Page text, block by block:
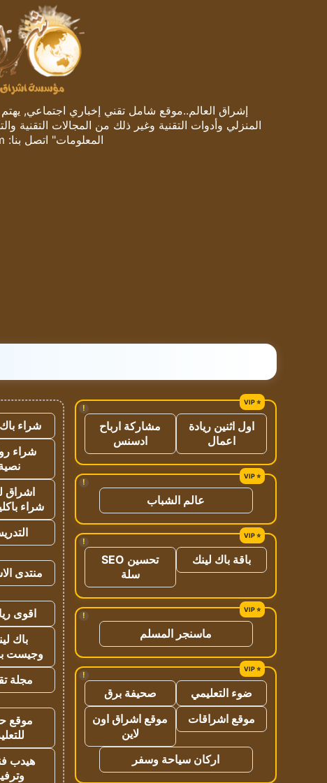
إشراق العالم..موقع شامل تقني إخباري اجتماعي, يهتم
المنزلي وأدوات التقنية وغير ذلك من المجالات التقنية
المعلومات" اتصل بنا:
!
اول اثنين ريادة
اعمال
مشاركة ارباح
ادسنس
!
عالم الشباب
!
باقة باك لينك
تحسين SEO
سلة
!
ماسنجر المسلم
!
ضوء التعليمي
صحيفة برق
موقع اشراقات
موقع اشراق اون
لاين
اركان سياحة وسفر
شراء
شراء
اشراق
شراء
منتدى
اقوى
باك
وجيست
مجلة
موقع
هيدب